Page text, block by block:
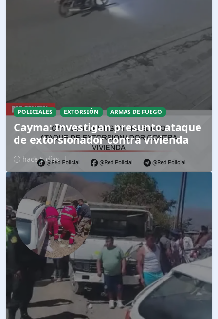
POLICIALES EXTORSIÓN ARMAS DE FUEGO
Cayma: Investigan presunto ataque
de extorsionador contra vivienda
hace 5 días |